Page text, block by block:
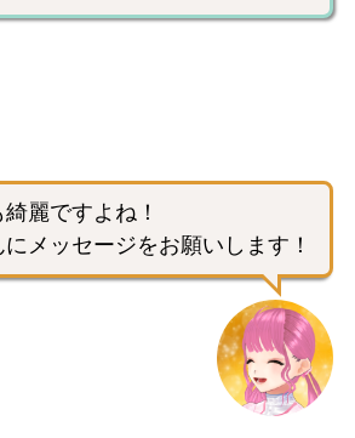
麗ですよね！
メッセージをお願いします！